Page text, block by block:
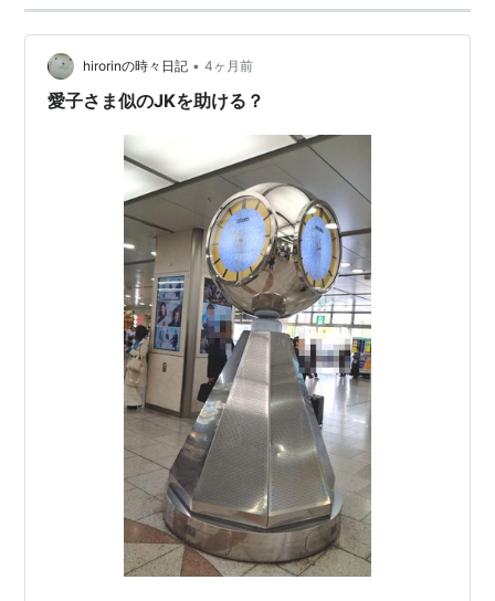
中南米、欧州、アジア、中近東、アフリカなど全世界で
約１万店舗を展開する。時価総額の面では
に次ぐが、世界全体で展開している唯一の銀行でかつ世
界最大級。
ロンドンに持ち株会社の本部を置き、香港では発券業務
紙幣の発行業務)を
スタンダード・チャーター
と共に独占していた。(現在はスタンダード・チ
ャータード銀行 、中國銀行と３行で分担)
1980年代以降に世界的な買収戦略を開始し、米国でマ
リンミッドランド銀行やナショナル・リパブリック・バ
ンク・オブ・ニューヨークなどの名門銀行を傘下におさ
めた（これらは現在HSBC USA）のを皮切りに世界中で
主要な国の大手銀行を傘下にし、ついに英本国のミッド
ランド銀行買収で英国本国でも最大の銀行になる。この
ときに英政府の要請で登記上の本店を持ち株会社により
香港からロンドンに移転（1997）した。
時価総額で欧州最大（世界第２位）、展開規模などで世
界最大クラスの金融機関である。
hirorinの時々日記 • 4ヶ月前
愛子さま似のJKを助ける？